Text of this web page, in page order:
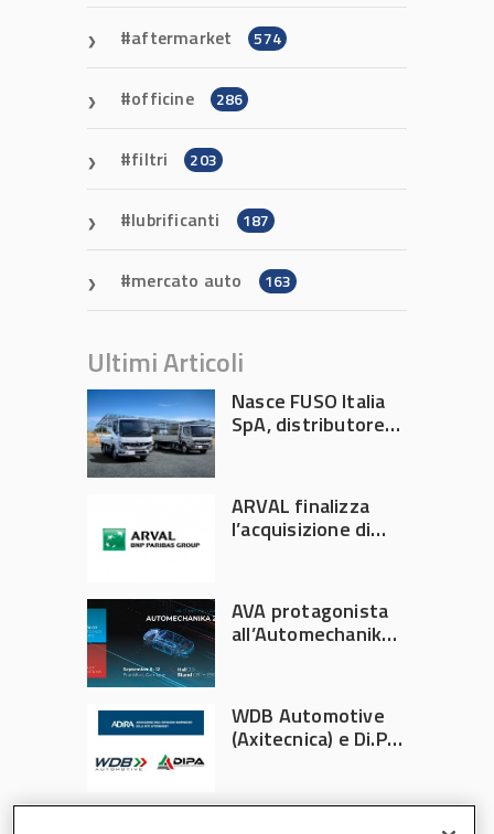
aftermarket 574
officine 286
filtri 203
lubrificanti 187
mercato auto 163
Ultimi Articoli
Nasce FUSO Italia
SpA, distributore
ARVAL finalizza
l’acquisizione di
AVA protagonista
all’Automechanika
WDB Automotive
(Axitecnica) e Di.Pa.